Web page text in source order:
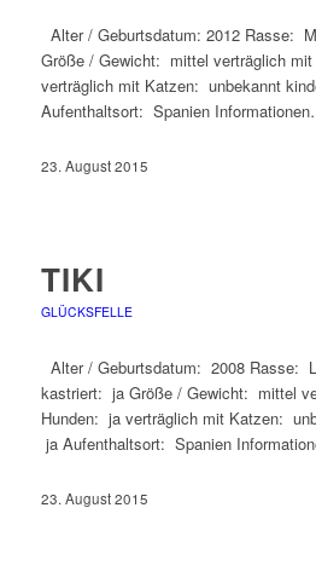
Alter / Geburtsdatum: 2012 Rasse:
Größe / Gewicht: mittel verträglich
verträglich mit Katzen: unbekannt
Aufenthaltsort: Spanien
23. August 2015
TIKI
GLÜCKSFELLE
Alter / Geburtsdatum: 2008 Rasse:
kastriert: ja Größe / Gewicht: mittel
Hunden: ja verträglich mit Katzen:
ja Aufenthaltsort: Spanien
23. August 2015